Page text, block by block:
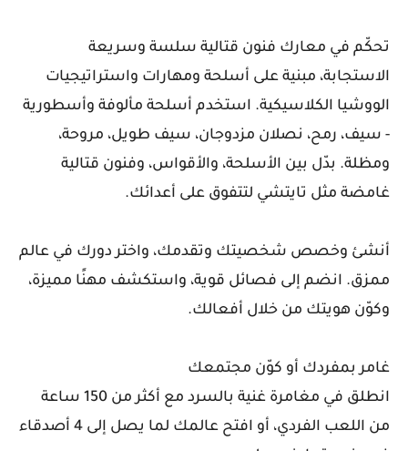
تحكّم في معارك فنون قتالية سلسة وسريعة
الاستجابة، مبنية على أسلحة ومهارات واستراتيجيات
الووشيا الكلاسيكية. استخدم أسلحة مألوفة وأسطورية
- سيف، رمح، نصلان مزدوجان، سيف طويل، مروحة،
ومظلة. بدّل بين الأسلحة، والأقواس، وفنون قتالية
غامضة مثل تايتشي لتتفوق على أعدائك.
أنشئ وخصص شخصيتك وتقدمك، واختر دورك في عالم
ممزق. انضم إلى فصائل قوية، واستكشف مهنًا مميزة،
وكوّن هويتك من خلال أفعالك.
غامر بمفردك أو كوّن مجتمعك
انطلق في مغامرة غنية بالسرد مع أكثر من 150 ساعة
من اللعب الفردي، أو افتح عالمك لما يصل إلى 4 أصدقاء